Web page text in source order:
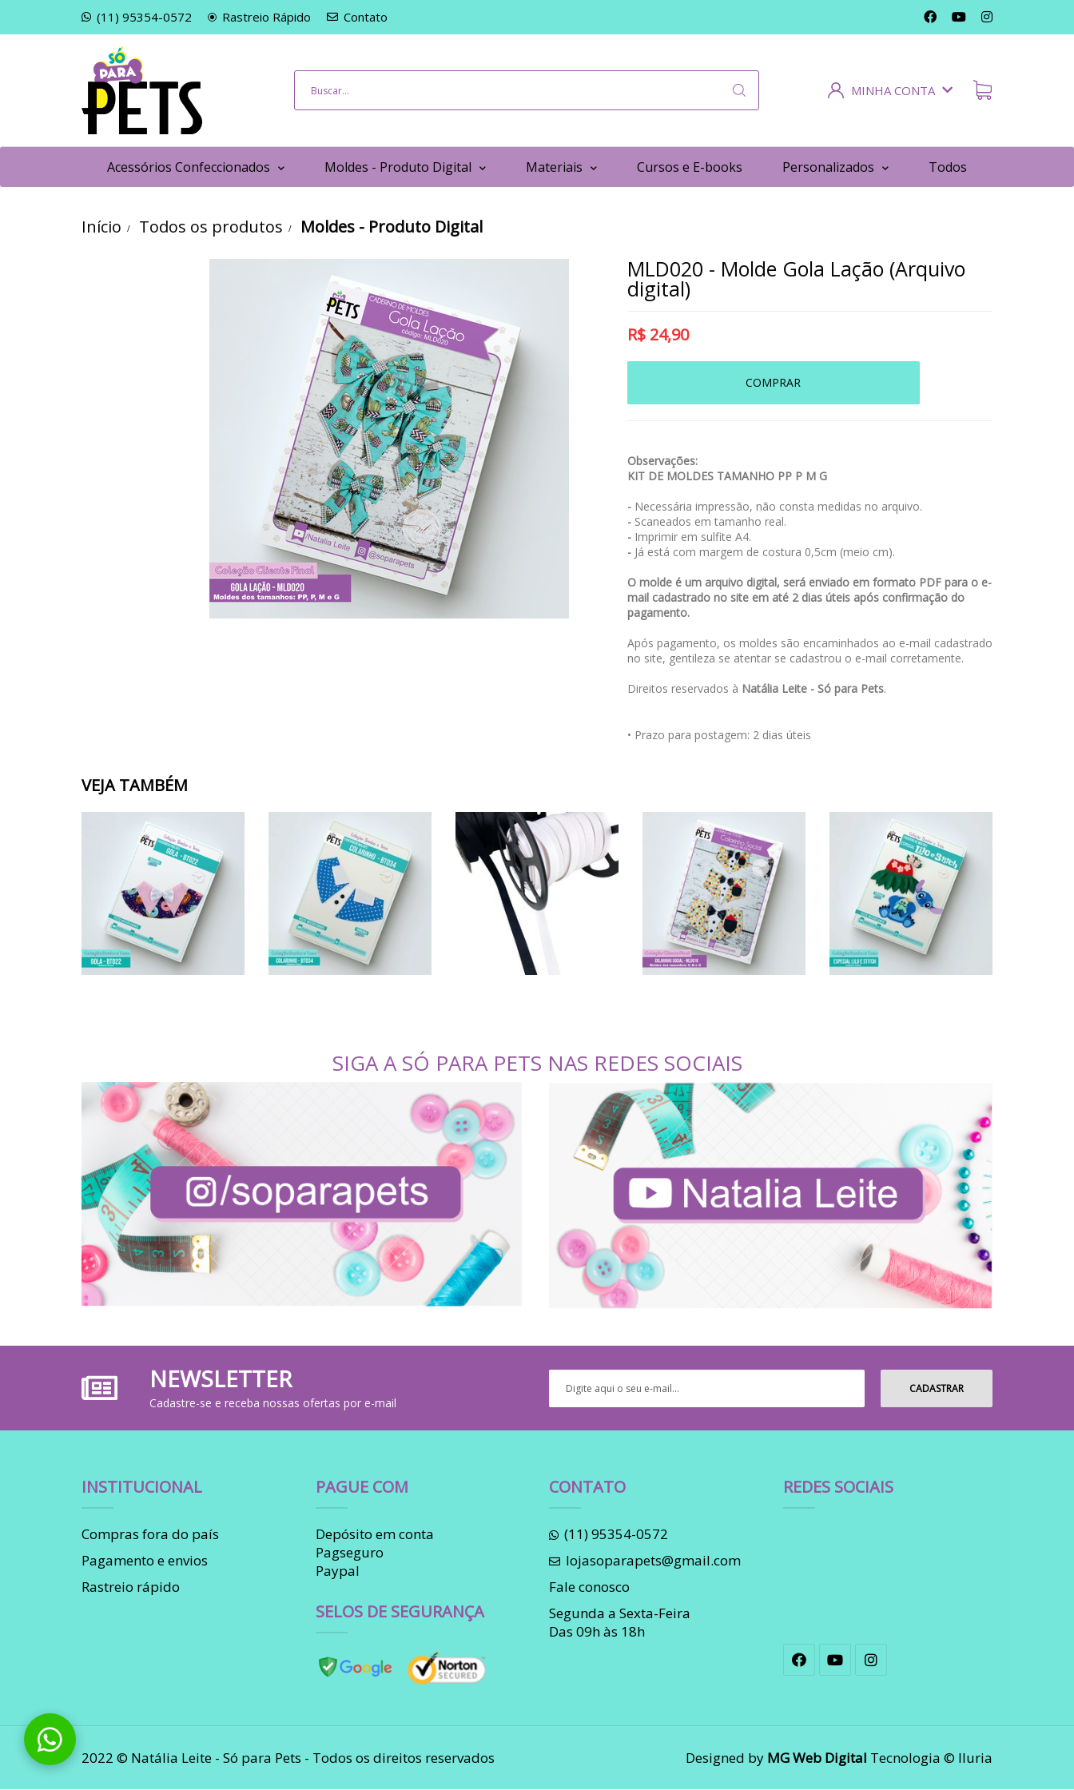
(11) 95354-0572 Rastreio Rápido Contato
MINHA CONTA
Acessórios Confeccionados Moldes - Produto Digital Materiais Cursos e E-books Personalizados Todos
Início Todos os produtos Moldes - Produto Digital
MLD020 - Molde Gola Lação (Arquivo
digital)
R$ 24,90
COMPRAR
Observações:
KIT DE MOLDES TAMANHO PP P M G
-Necessária impressão, não consta medidas no arquivo.
-Scaneados em tamanho real.
- Imprimir em sulfite A4.
- Já está com margem de costura 0,5cm (meio cm).
O molde é um arquivo digital, será enviado em formato PDF para o e-
mail cadastrado no site em até 2 dias úteis após confirmação do
pagamento.
Após pagamento, os moldes são encaminhados ao e-mail cadastrado
no site, gentileza se atentar se cadastrou o e-mail corretamente.
Direitos reservados à Natália Leite - Só para Pets.
• Prazo para postagem: 2 dias úteis
VEJA TAMBÉM
SIGA A SÓ PARA PETS NAS REDES SOCIAIS
NEWSLETTER
Cadastre-se e receba nossas ofertas por e-mail
INSTITUCIONAL
Compras fora do país
Pagamento e envios
Rastreio rápido
PAGUE COM
Depósito em conta
Pagseguro
Paypal
SELOS DE SEGURANÇA
CONTATO
(11) 95354-0572
lojasoparapets@gmail.com
Fale conosco
Segunda a Sexta-Feira
Das 09h às 18h
REDES SOCIAIS
2022 © Natália Leite - Só para Pets - Todos os direitos reservados Designed by MG Web Digital Tecnologia © Iluria